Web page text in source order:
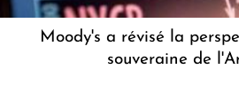
Moody's a révisé la
souveraine de